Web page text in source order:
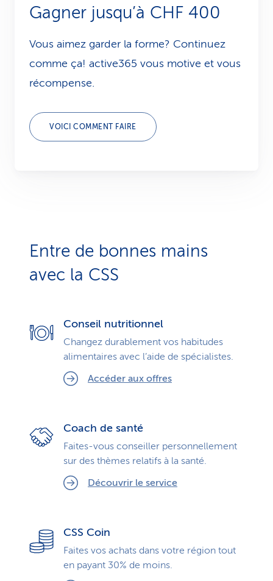
Gagner jusqu’à CHF 400
Vous aimez garder la forme? Continuez
comme ça! active365 vous motive et vous
récompense.
VOICI COMMENT FAIRE
Entre de bonnes mains
avec la CSS
Conseil nutritionnel
Changez durablement vos habitudes
alimentaires avec l’aide de spécialistes.
Accéder aux offres
Coach de santé
Faites-vous conseiller personnellement
sur des thèmes relatifs à la santé.
Découvrir le service
CSS Coin
Faites vos achats dans votre région tout
en payant 30% de moins.